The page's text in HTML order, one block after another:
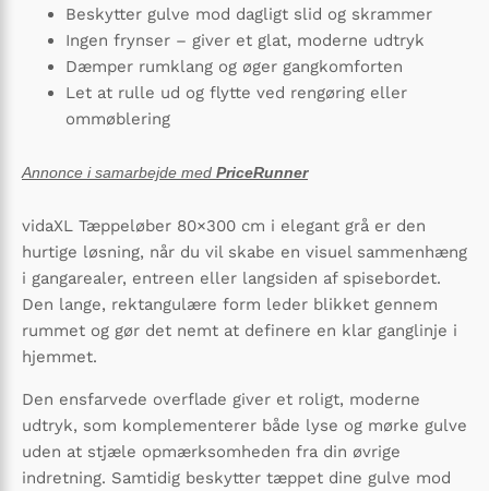
Beskytter gulve mod dagligt slid og skrammer
Ingen frynser – giver et glat, moderne udtryk
Dæmper rumklang og øger gangkomforten
Let at rulle ud og flytte ved rengøring eller
ommøblering
Annonce i samarbejde med PriceRunner
vidaXL Tæppeløber 80×300 cm i elegant grå er den
hurtige løsning, når du vil skabe en visuel sammenhæng
i gangarealer, entreen eller langsiden af spisebordet.
Den lange, rektangulære form leder blikket gennem
rummet og gør det nemt at definere en klar ganglinje i
hjemmet.
Den ensfarvede overflade giver et roligt, moderne
udtryk, som komplementerer både lyse og mørke gulve
uden at stjæle opmærksomheden fra din øvrige
indretning. Samtidig beskytter tæppet dine gulve mod